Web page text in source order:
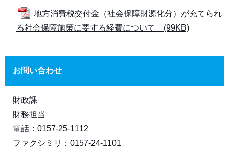
地方消費税交付金（社会保障財源化分）が充てられ
る社会保障施策に要する経費について (99KB)
お問い合わせ
財政課
財務担当
電話：0157-25-1112
ファクシミリ：0157-24-1101